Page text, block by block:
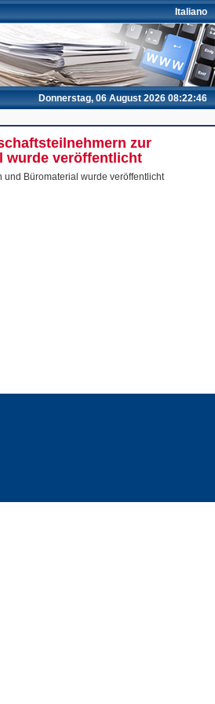
Italiano
Donnerstag, 06 August 2026 08:22:46
zur
wurde veröffentlicht
und Büromaterial wurde veröffentlicht